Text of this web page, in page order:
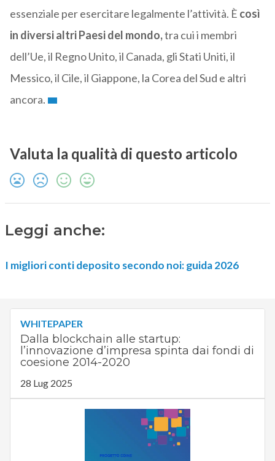
essenziale per esercitare legalmente l’attività. È così
in diversi altri Paesi del mondo,tra cui i membri
dell’Ue, il Regno Unito, il Canada, gli Stati Uniti, il
Messico, il Cile, il Giappone, la Corea del Sud e altri
ancora.
Valuta la qualità di questo articolo
Leggi anche:
I migliori conti deposito secondo noi: guida 2026
WHITEPAPER
Dalla blockchain alle startup:
l’innovazione d’impresa spinta dai fondi di
coesione 2014-2020
28 Lug 2025